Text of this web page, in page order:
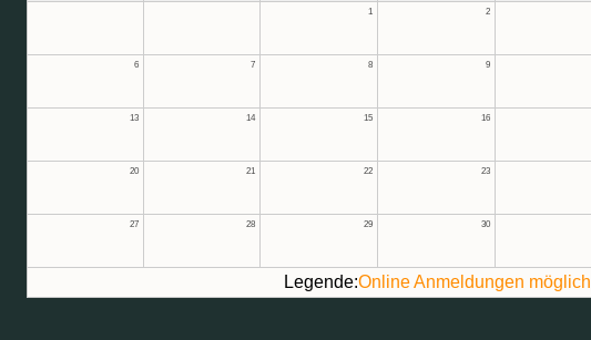
1 2
6 7 8 9
13 14 15 16
20 21 22 23
27 28 29 30
Legende:Online Anmeldungen möglich